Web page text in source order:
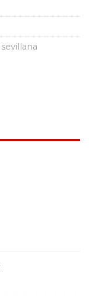
sevillana